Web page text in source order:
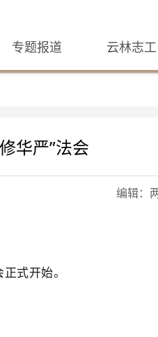
专题报道 云林志工
华严”法会
编辑：
式开始。